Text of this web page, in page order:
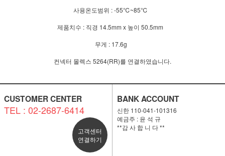
사용온도범위 : -55℃~85℃
제품치수 : 직경 14.5mm x 높이 50.5mm
무게 : 17.6g
컨넥터 몰렉스 5264(RR)를 연결하였습니다.
CUSTOMER CENTER
TEL : 02-2687-6414
고객센터
연결하기
BANK ACCOUNT
신한 110-041-101316
예금주 : 윤 석 규
**감 사 합 니 다 **